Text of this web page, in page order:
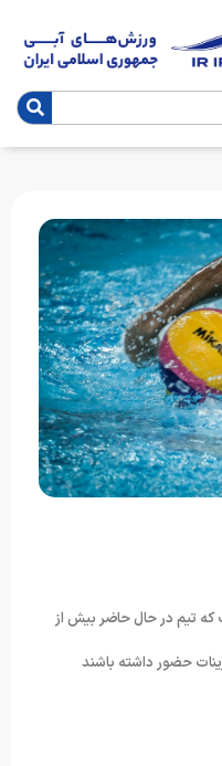
تیم در حال حاضر بیش از
حضور داشته باشند